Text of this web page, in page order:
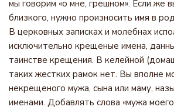
мы говорим «о мне, грешном». Если же
близкого, нужно произносить имя в
В церковных записках и молебнах
исключительно крещеные имена,
таинстве крещения. В келейной
таких жестких рамок нет. Вы вполне
некрещеного мужа, сына или маму,
именами. Добавлять слова «мужа